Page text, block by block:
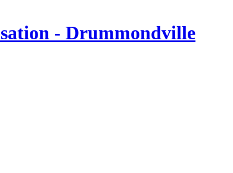
- Drummondville